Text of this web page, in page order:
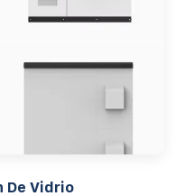
De Vidrio